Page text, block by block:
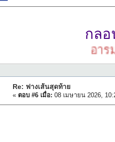
กลอ
อารมณ์กล
Re: ฟางเส้นสุดท้าย
« ตอบ #6 เมื่อ: 08 เมษายน 2026,